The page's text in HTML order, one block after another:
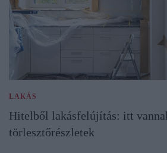
LAKÁS
Hitelből lakásfelújítás: itt
törlesztőrészletek